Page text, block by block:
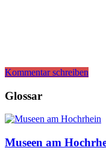
Kommentar schreiben
Glossar
Museen am